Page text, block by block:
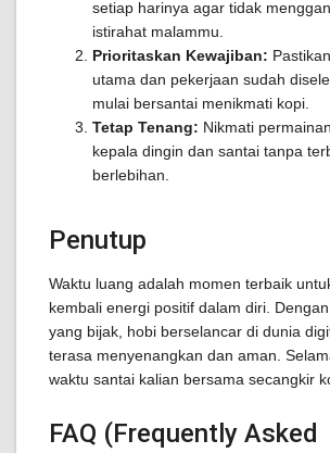
setiap harinya agar tidak
istirahat malammu.
Prioritaskan Kewajiban:
utama dan pekerjaan sudah
mulai bersantai menikmati kopi.
Tetap Tenang: Nikmati
kepala dingin dan santai tanpa
berlebihan.
Penutup
Waktu luang adalah momen terbaik
kembali energi positif dalam diri.
yang bijak, hobi berselancar di dunia
terasa menyenangkan dan aman.
waktu santai kalian bersama secangkir
FAQ (Frequently Asked